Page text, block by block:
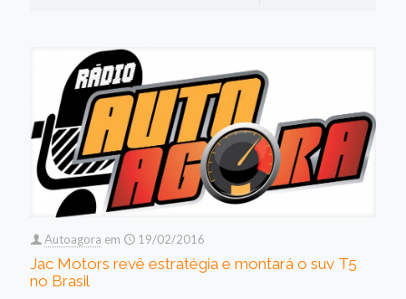
Autoagora em 19/02/2016
Jac Motors revê estratégia e montará o suv T5
no Brasil